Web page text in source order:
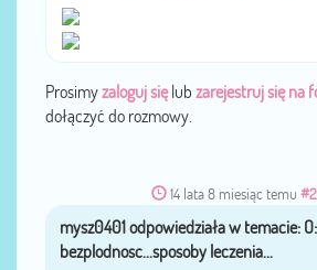
Prosimyzaloguj sięlub zarejestruj się na
dołączyć do rozmowy.
14 lata 8 miesiąc temu
przezmysz0401